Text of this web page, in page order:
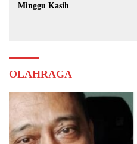
Minggu Kasih
OLAHRAGA